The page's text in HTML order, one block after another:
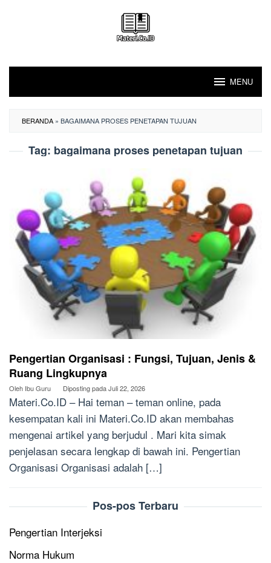
MENU
BERANDA » BAGAIMANA PROSES PENETAPAN TUJUAN
Tag: bagaimana proses penetapan tujuan
Pengertian Organisasi : Fungsi, Tujuan, Jenis &
Ruang Lingkupnya
Oleh Ibu Guru Diposting padaJuli 22, 2026
Materi.Co.ID – Hai teman – teman online, pada
kesempatan kali ini Materi.Co.ID akan membahas
mengenai artikel yang berjudul . Mari kita simak
penjelasan secara lengkap di bawah ini. Pengertian
Organisasi Organisasi adalah […]
Pos-pos Terbaru
Pengertian Interjeksi
Norma Hukum